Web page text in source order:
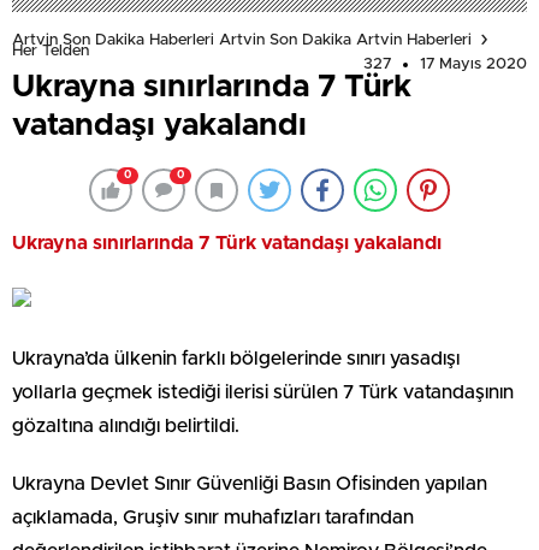
Artvin Son Dakika Haberleri Artvin Son Dakika Artvin Haberleri
Her Telden
327
17 Mayıs 2020
Ukrayna sınırlarında 7 Türk
vatandaşı yakalandı
0 0
Ukrayna sınırlarında 7 Türk vatandaşı yakalandı
Ukrayna’da ülkenin farklı bölgelerinde sınırı yasadışı
yollarla geçmek istediği ilerisi sürülen 7 Türk vatandaşının
gözaltına alındığı belirtildi.
Ukrayna Devlet Sınır Güvenliği Basın Ofisinden yapılan
açıklamada, Gruşiv sınır muhafızları tarafından